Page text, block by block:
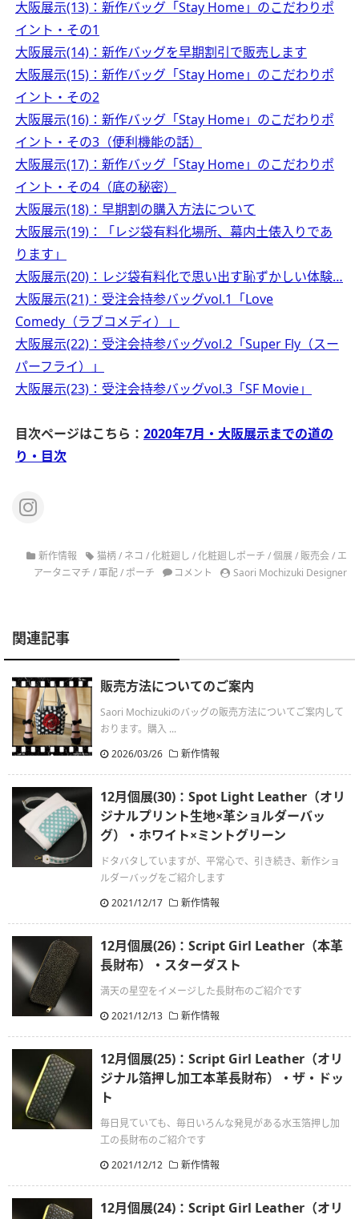
大阪展示(13)：新作バッグ「Stay Home」のこだわりポ
イント・その1
大阪展示(14)：新作バッグを早期割引で販売します
大阪展示(15)：新作バッグ「Stay Home」のこだわりポ
イント・その2
大阪展示(16)：新作バッグ「Stay Home」のこだわりポ
イント・その3（便利機能の話）
大阪展示(17)：新作バッグ「Stay Home」のこだわりポ
イント・その4（底の秘密）
大阪展示(18)：早期割の購入方法について
大阪展示(19)：「レジ袋有料化場所、幕内土俵入りであ
ります」
大阪展示(20)：レジ袋有料化で思い出す恥ずかしい体験…
大阪展示(21)：受注会持参バッグvol.1「Love
Comedy（ラブコメディ）」
大阪展示(22)：受注会持参バッグvol.2「Super Fly（スー
パーフライ）」
大阪展示(23)：受注会持参バッグvol.3「SF Movie」
目次ページはこちら： 2020年7月・大阪展示までの道の
り・目次
新作情報 猫柄/ ネコ /化粧廻し /化粧廻しポーチ /個展/ 販売会/ エ
アータニマチ / 軍配/ ポーチ コメント Saori Mochizuki Designer
関連記事
販売方法についてのご案内
Saori Mochizukiのバッグの販売方法についてご案内して
おります。購入 ...
2026/03/26
新作情報
12月個展(30)：Spot Light Leather（オリ
ジナルプリント生地×革ショルダーバッ
グ）・ホワイト×ミントグリーン
ドタバタしていますが、平常心で、引き続き、新作ショ
ルダーバッグをご紹介します
2021/12/17
新作情報
12月個展(26)：Script Girl Leather（本革
長財布）・スターダスト
満天の星空をイメージした長財布のご紹介です
2021/12/13
新作情報
12月個展(25)：Script Girl Leather（オリ
ジナル箔押し加工本革長財布）・ザ・ドッ
ト
毎日見ていても、毎日いろんな発見がある水玉箔押し加
工の長財布のご紹介です
2021/12/12
新作情報
12月個展(24)：Script Girl Leather（オリ